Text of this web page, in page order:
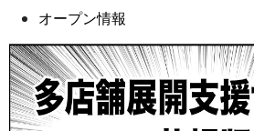
オープン情報